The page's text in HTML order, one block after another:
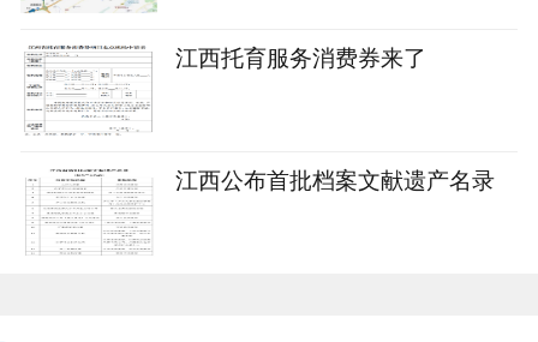
江西托育服务消费券来了
江西公布首批档案文献遗产名录